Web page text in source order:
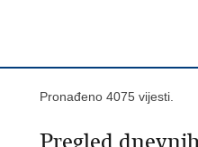
Pronađeno 4075 vijesti.
Pregled